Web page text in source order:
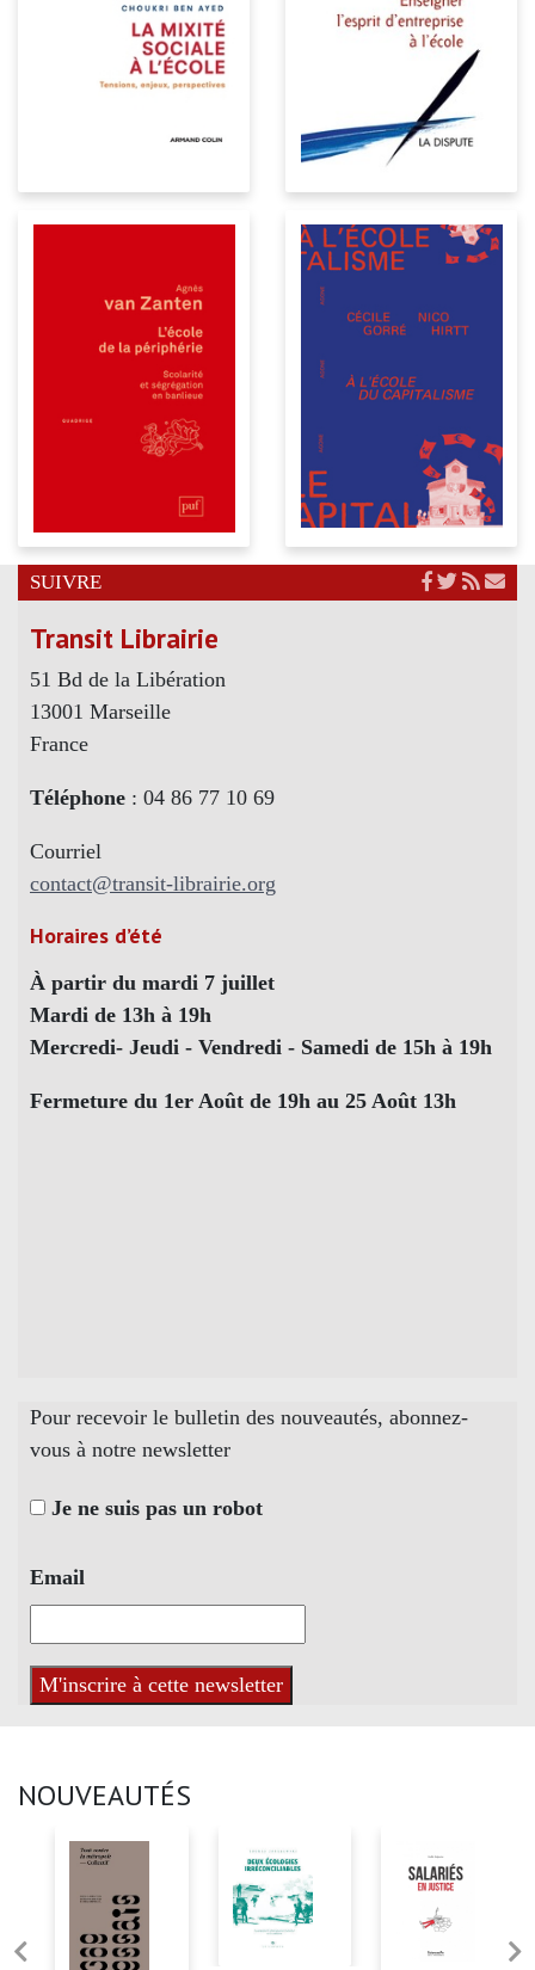
SUIVRE
Transit Librairie
51 Bd de la Libération
13001 Marseille
France
Téléphone : 04 86 77 10 69
Courriel
contact@transit-librairie.org
Horaires d’été
À partir du mardi 7 juillet
Mardi de 13h à 19h
Mercredi- Jeudi - Vendredi - Samedi de 15h à 19h
Fermeture du 1er Août de 19h au 25 Août 13h
Pour recevoir le bulletin des nouveautés, abonnez-
vous à notre newsletter
Je ne suis pas un robot
Email
NOUVEAUTÉS